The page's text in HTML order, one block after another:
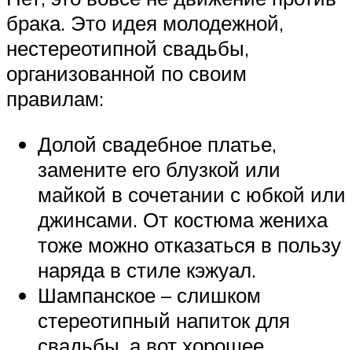
брака. Это идея молодежной,
нестереотипной свадьбы,
организованной по своим
правилам:
Долой свадебное платье,
замените его блузкой или
майкой в сочетании с юбкой или
джинсами. От костюма жениха
тоже можно отказаться в пользу
наряда в стиле кэжуал.
Шампанское – слишком
стереотипный напиток для